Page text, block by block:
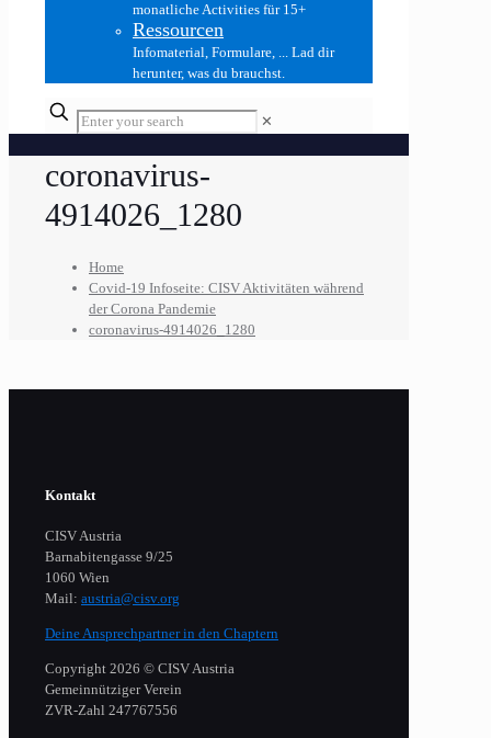
monatliche Activities für 15+
Ressourcen
Infomaterial, Formulare, ... Lad dir
herunter, was du brauchst.
✕
coronavirus-
4914026_1280
Home
Covid-19 Infoseite: CISV Aktivitäten während
der Corona Pandemie
coronavirus-4914026_1280
Kontakt
CISV Austria
Barnabitengasse 9/25
1060 Wien
Mail: austria@cisv.org
Deine Ansprechpartner in den Chaptern
Copyright 2026 © CISV Austria
Gemeinnütziger Verein
​ZVR-Zahl 247767556